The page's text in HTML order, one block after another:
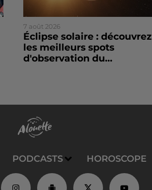
7 août 2026
Éclipse solaire : découvrez
les meilleurs spots
d'observation du...
PODCASTS HOROSCOPE